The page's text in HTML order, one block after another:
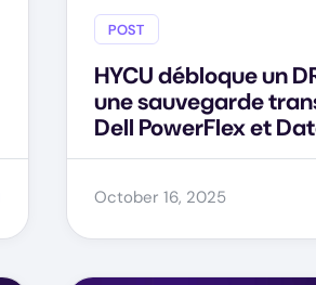
POST
HYCU débloque un
une sauvegarde
Dell PowerFlex et
October 16, 2025